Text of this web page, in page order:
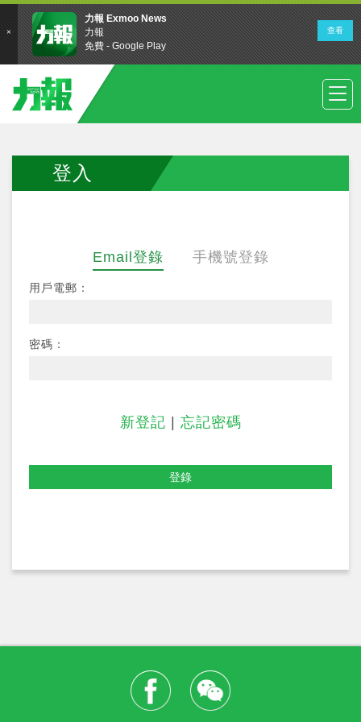
登入
Email登錄 手機號登錄
用戶電郵：
密碼：
新登記 忘記密碼